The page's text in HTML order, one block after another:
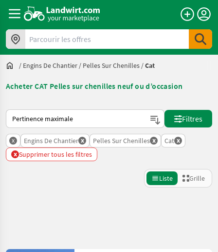
Parcourir les offres
/ Engins De Chantier / Pelles Sur Chenilles /Cat
Acheter CAT Pelles sur chenilles neuf ou d’occasion
Voici comment les annonces sont triées sur Landwirt.com
Filtres
x Engins De Chantier x Pelles Sur Chenilles x Cat x
x Supprimer tous les filtres
Liste Grille